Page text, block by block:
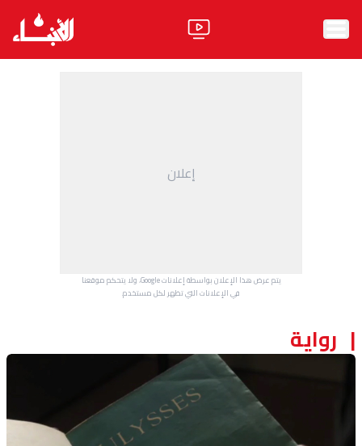
ثقافة ومجتمع
إعلان
يتم عرض هذا الإعلان بواسطة إعلانات Google، ولا يتحكم موقعنا
في الإعلانات التي تظهر لكل مستخدم.
رواية